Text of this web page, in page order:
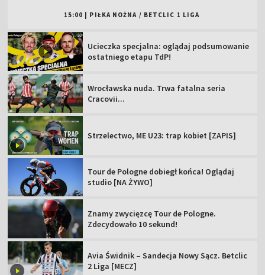
15:00 PIŁKA NOŻNA / BETCLIC 1 LIGA
Ucieczka specjalna: oglądaj podsumowanie
ostatniego etapu TdP!
Wrocławska nuda. Trwa fatalna seria
Cracovii...
Strzelectwo, ME U23: trap kobiet [ZAPIS]
Tour de Pologne dobiegł końca! Oglądaj
studio [NA ŻYWO]
Znamy zwycięzcę Tour de Pologne.
Zdecydowało 10 sekund!
Avia Świdnik – Sandecja Nowy Sącz. Betclic
2 Liga [MECZ]